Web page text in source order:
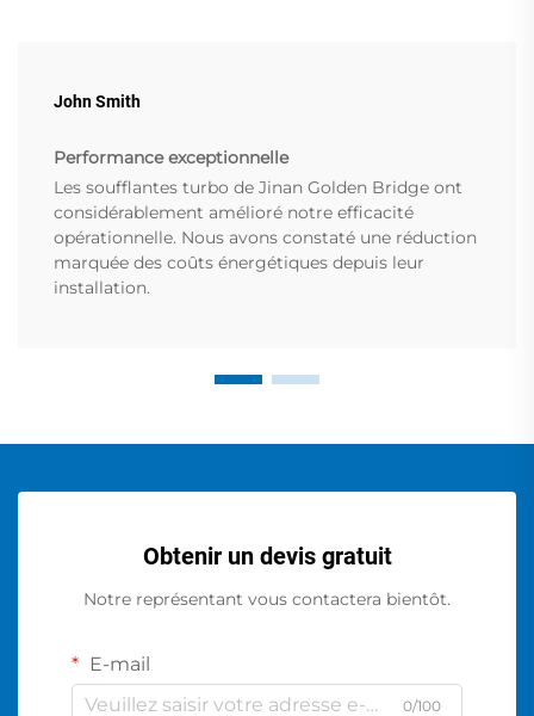
John Smith
Performance exceptionnelle
Les soufflantes turbo de Jinan Golden Bridge ont
considérablement amélioré notre efficacité
opérationnelle. Nous avons constaté une réduction
marquée des coûts énergétiques depuis leur
installation.
Obtenir un devis gratuit
Notre représentant vous contactera bientôt.
E-mail
0/100